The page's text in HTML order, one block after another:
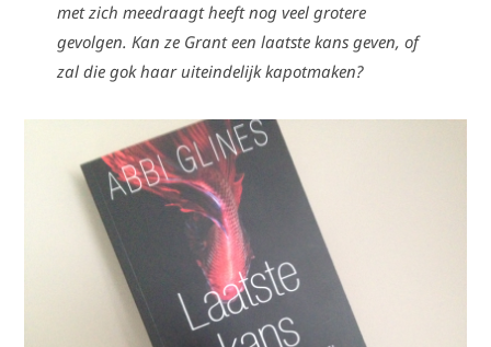
met zich meedraagt heeft nog veel grotere
gevolgen. Kan ze Grant een laatste kans geven, of
zal die gok haar uiteindelijk kapotmaken?